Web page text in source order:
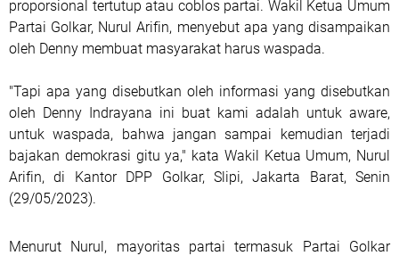
proporsional tertutup atau coblos partai. Wakil Ketua Umum
Partai Golkar, Nurul Arifin, menyebut apa yang disampaikan
oleh Denny membuat masyarakat harus waspada.
"Tapi apa yang disebutkan oleh informasi yang disebutkan
oleh Denny Indrayana ini buat kami adalah untuk aware,
untuk waspada, bahwa jangan sampai kemudian terjadi
bajakan demokrasi gitu ya," kata Wakil Ketua Umum, Nurul
Arifin, di Kantor DPP Golkar, Slipi, Jakarta Barat, Senin
(29/05/2023).
Menurut Nurul, mayoritas partai termasuk Partai Golkar